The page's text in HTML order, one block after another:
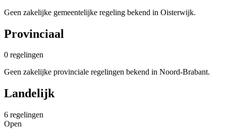
Geen zakelijke gemeentelijke regeling bekend in Oisterwijk.
Provinciaal
0 regelingen
Geen zakelijke provinciale regelingen bekend in Noord-Brabant.
Landelijk
6 regelingen
Open